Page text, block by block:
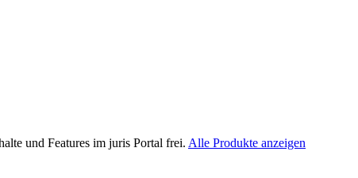
und Features im juris Portal frei. Alle Produkte anzeigen